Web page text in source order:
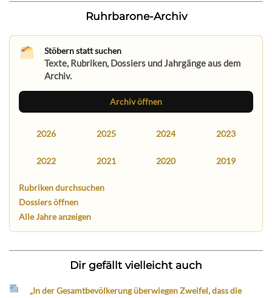
Ruhrbarone-Archiv
Stöbern statt suchen
Texte, Rubriken, Dossiers und Jahrgänge aus dem
Archiv.
Archiv öffnen
2026 2025 2024 2023
2022 2021 2020 2019
Rubriken durchsuchen
Dossiers öffnen
Alle Jahre anzeigen
Dir gefällt vielleicht auch
„In der Gesamtbevölkerung überwiegen Zweifel, dass die